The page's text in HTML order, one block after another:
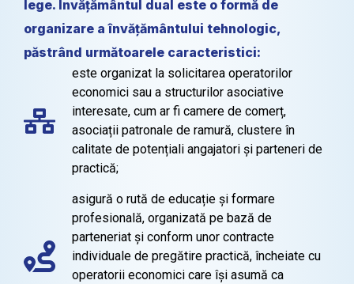
lege. Învățământul dual este o formă de
organizare a învățământului tehnologic,
păstrând următoarele caracteristici:
este organizat la solicitarea operatorilor
economici sau a structurilor asociative
interesate, cum ar fi camere de comerț,
asociații patronale de ramură, clustere în
calitate de potențiali angajatori și parteneri de
practică;
asigură o rută de educație și formare
profesională, organizată pe bază de
parteneriat și conform unor contracte
individuale de pregătire practică, încheiate cu
operatorii economici care își asumă ca